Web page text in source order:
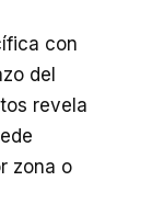
con
del
revela
zona o